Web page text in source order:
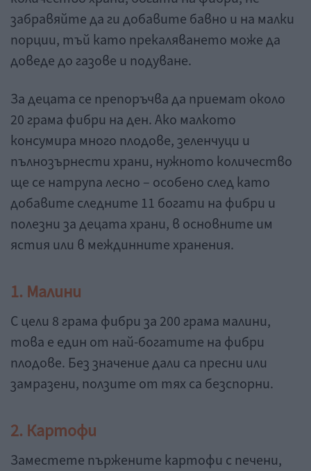
забравяйте да ги добавите бавно и на малки
порции, тъй като прекаляването може да
доведе до газове и подуване.
За децата се препоръчва да приемат около
20 грама фибри на ден. Ако малкото
консумира много плодове, зеленчуци и
пълнозърнести храни, нужното количество
ще се натрупа лесно – особено след като
добавите следните 11 богати на фибри и
полезни за децата храни, в основните им
ястия или в междинните хранения.
1. Малини
С цели 8 грама фибри за 200 грама малини,
това е един от най-богатите на фибри
плодове. Без значение дали са пресни или
замразени, ползите от тях са безспорни.
2. Картофи
Заместете пържените картофи с печени,